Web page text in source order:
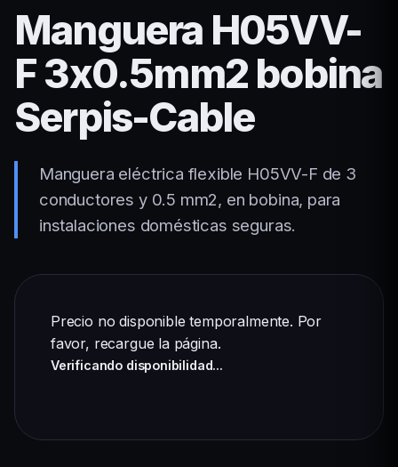
Manguera H05VV-
F 3x0.5mm2 bobina
Serpis-Cable
Manguera eléctrica flexible H05VV-F de 3
conductores y 0.5 mm2, en bobina, para
instalaciones domésticas seguras.
Precio no disponible temporalmente. Por
favor, recargue la página.
Verificando disponibilidad...